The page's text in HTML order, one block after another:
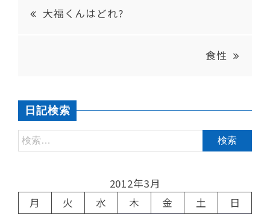
大福くんはどれ?
食性
日記検索
2012年3月
月
火 水 木 金 土
日